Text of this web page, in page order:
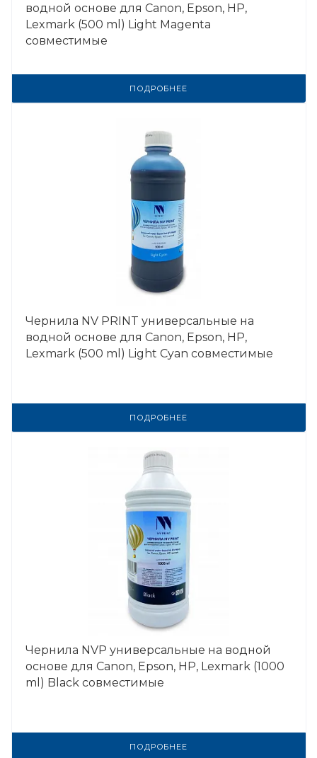
водной основе для Сanon, Epson, НР,
Lexmark (500 ml) Light Magenta
совместимые
ПОДРОБНЕЕ
Чернила NV PRINT универсальные на
водной основе для Сanon, Epson, НР,
Lexmark (500 ml) Light Cyan совместимые
ПОДРОБНЕЕ
Чернила NVP универсальные на водной
основе для Сanon, Epson, НР, Lexmark (1000
ml) Black совместимые
ПОДРОБНЕЕ